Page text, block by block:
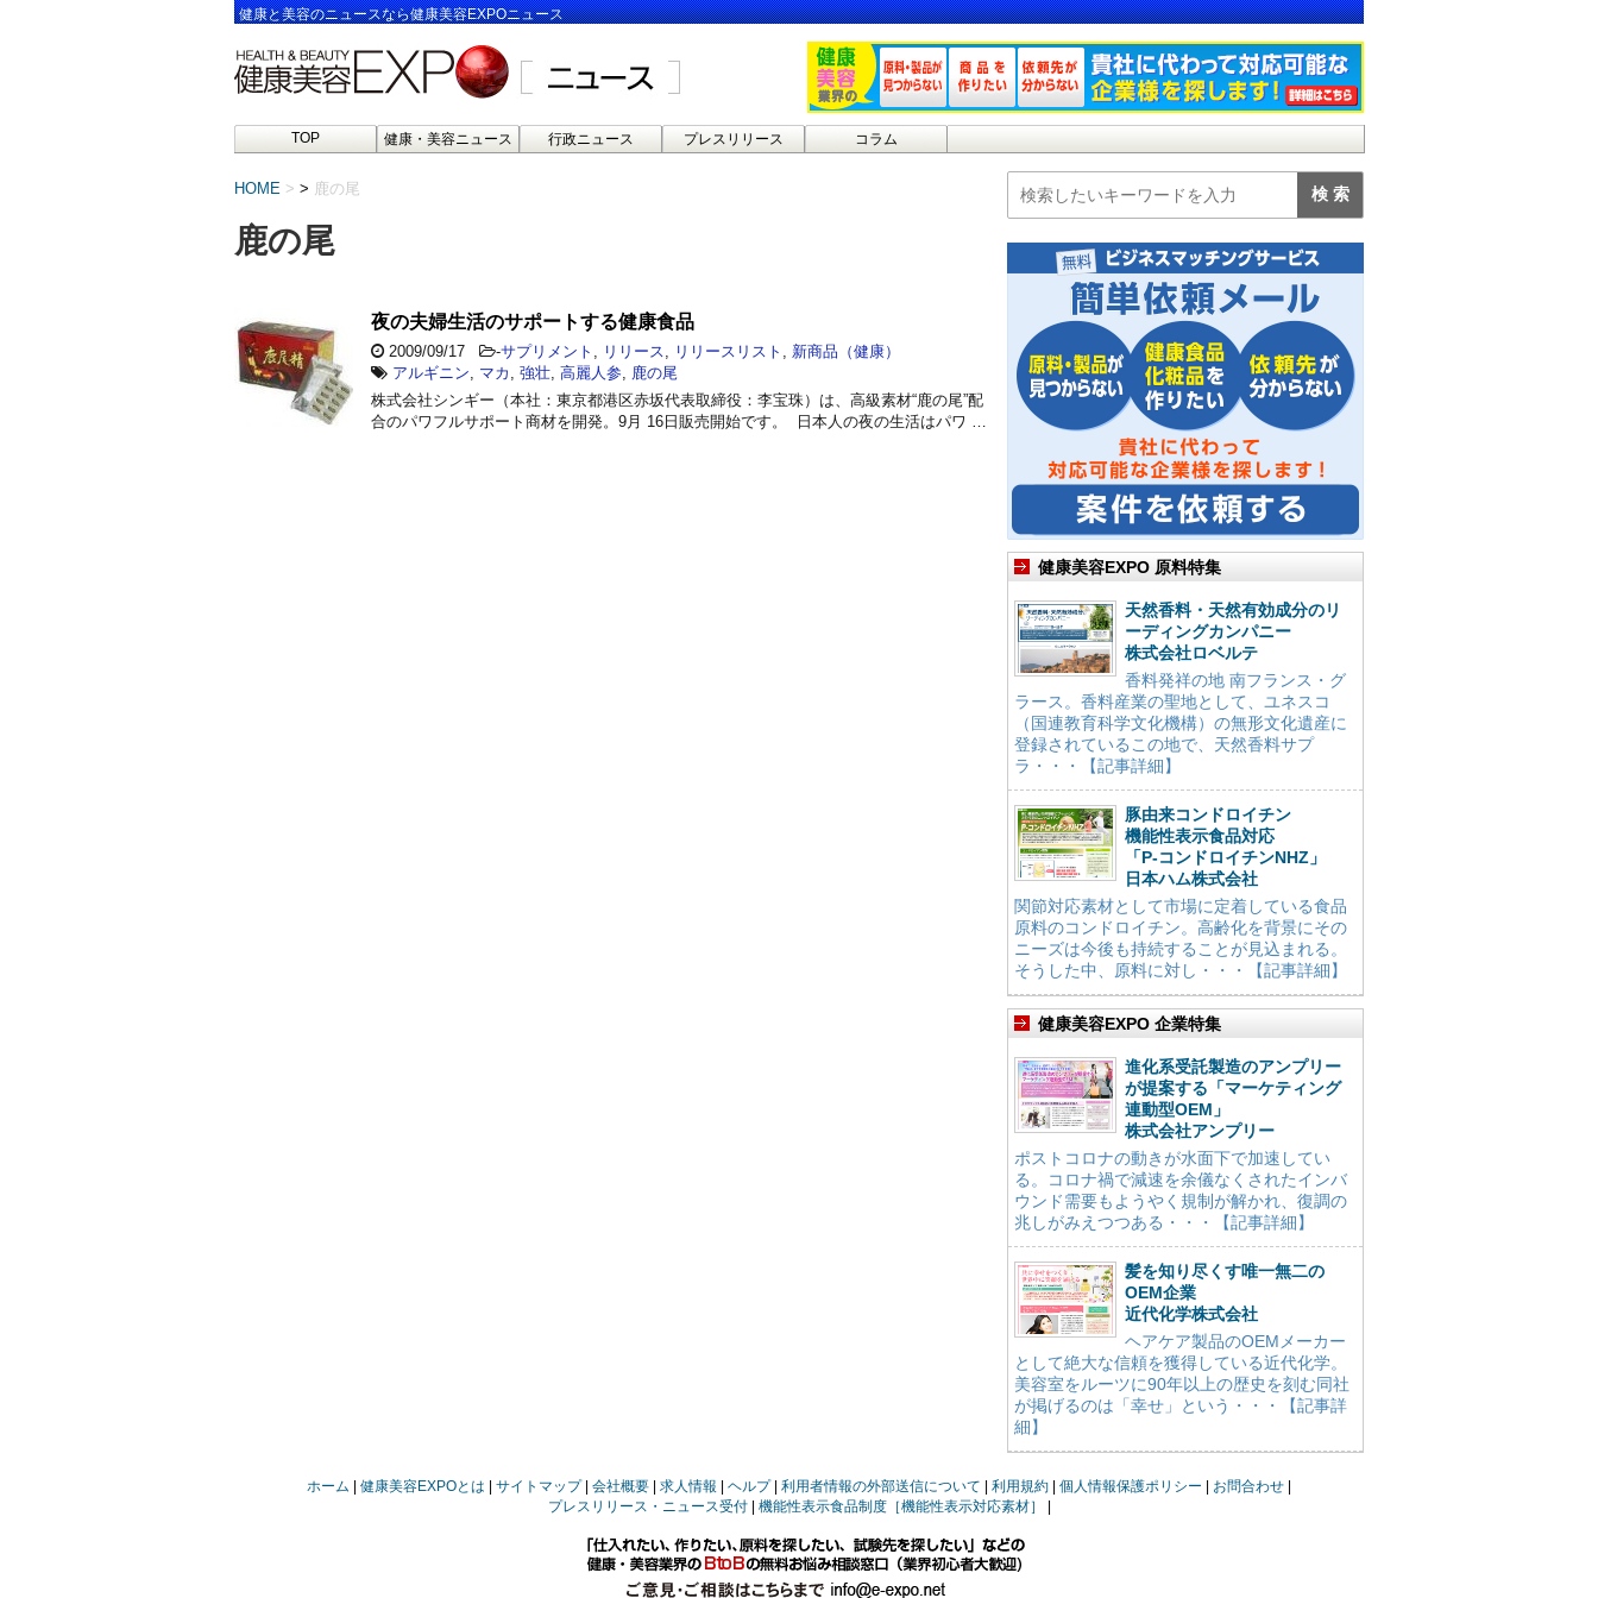
健康と美容のニュースなら健康美容EXPOニュース
TOP 健康・美容ニュース 行政ニュース プレスリリース コラム
HOME > 鹿の尾
鹿の尾
夜の夫婦生活のサポートする健康食品
2009/09/17 -サプリメント リリース リリースリスト
新商品（健康）
アルギニン
マカ 強壮 高麗人参
鹿の尾
株式会社シンギー（本社：東京都港区赤坂代表取締役：李宝珠）は、高級素材“鹿の尾”配
合のパワフルサポート商材を開発。9月 16日販売開始です。 日本人の夜の生活はパワ …
健康美容EXPO 原料特集
天然香料・天然有効成分のリ
ーディングカンパニー
株式会社ロベルテ
香料発祥の地 南フランス・グ
ラース。香料産業の聖地として、ユネスコ
（国連教育科学文化機構）の無形文化遺産に
登録されているこの地で、天然香料サプ
ラ・・・【記事詳細】
豚由来コンドロイチン
機能性表示食品対応
「P-コンドロイチンNHZ」
日本ハム株式会社
関節対応素材として市場に定着している食品
原料のコンドロイチン。高齢化を背景にその
ニーズは今後も持続することが見込まれる。
そうした中、原料に対し・・・【記事詳細】
健康美容EXPO 企業特集
進化系受託製造のアンプリー
が提案する「マーケティング
連動型OEM」
株式会社アンプリー
ポストコロナの動きが水面下で加速してい
る。コロナ禍で減速を余儀なくされたインバ
ウンド需要もようやく規制が解かれ、復調の
兆しがみえつつある・・・【記事詳細】
髪を知り尽くす唯一無二の
OEM企業
近代化学株式会社
ヘアケア製品のOEMメーカー
として絶大な信頼を獲得している近代化学。
美容室をルーツに90年以上の歴史を刻む同社
が掲げるのは「幸せ」という・・・【記事詳
細】
ホーム 健康美容EXPOとは サイトマップ 会社概要 求人情報 ヘルプ 利用者情報の外部送信について 利用規約 個人情報保護ポリシー
お問合わせ
プレスリリース・ニュース受付
機能性表示食品制度［機能性表示対応素材］